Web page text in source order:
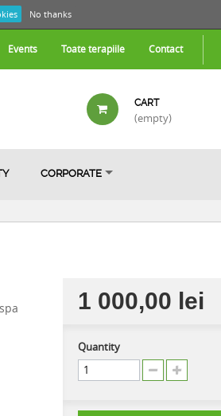
No thanks
Events Toate terapiile Contact
CART
(empty)
CORPORATE
1 000,00 lei
Quantity